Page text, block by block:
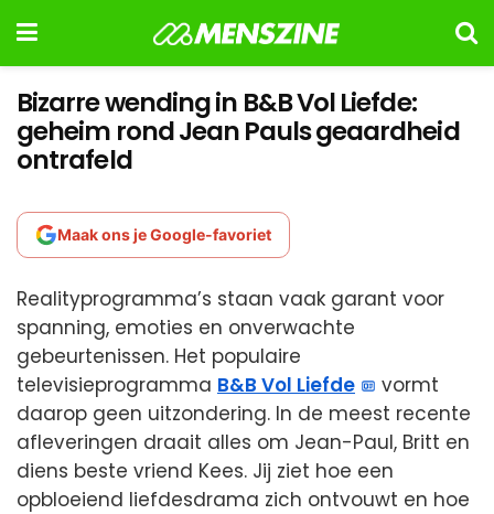
Bizarre wending in B&B Vol Liefde:
geheim rond Jean Pauls geaardheid
ontrafeld
Maak ons je Google-favoriet
Realityprogramma’s staan vaak garant voor
spanning, emoties en onverwachte
gebeurtenissen. Het populaire
televisieprogramma B&B Vol Liefde
vormt
daarop geen uitzondering. In de meest recente
afleveringen draait alles om Jean-Paul, Britt en
diens beste vriend Kees. Jij ziet hoe een
opbloeiend liefdesdrama zich ontvouwt en hoe